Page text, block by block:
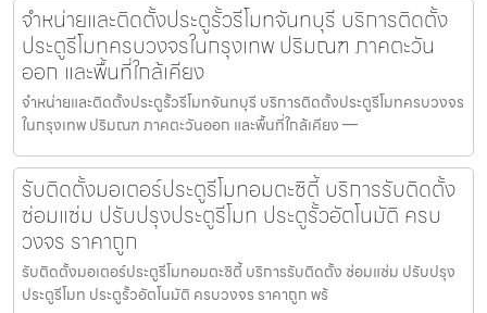
จำหน่ายและติดตั้งประตูรั้วรีโมทจันทบุรี บริการติดตั้ง
ประตูรีโมทครบวงจรในกรุงเทพ ปริมณฑ ภาคตะวัน
ออก และพื้นที่ใกล้เคียง
จำหน่ายและติดตั้งประตูรั้วรีโมทจันทบุรี บริการติดตั้งประตูรีโมทครบวงจร
ในกรุงเทพ ปริมณฑ ภาคตะวันออก และพื้นที่ใกล้เคียง —
รับติดตั้งมอเตอร์ประตูรีโมทอมตะซิตี้ บริการรับติดตั้ง
ซ่อมแซ่ม ปรับปรุงประตูรีโมท ประตูรั้วอัตโนมัติ ครบ
วงจร ราคาถูก
รับติดตั้งมอเตอร์ประตูรีโมทอมตะซิตี้ บริการรับติดตั้ง ซ่อมแซ่ม ปรับปรุง
ประตูรีโมท ประตูรั้วอัตโนมัติ ครบวงจร ราคาถูก พร้